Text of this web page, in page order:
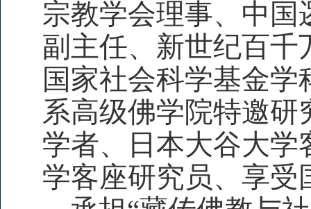
宗教学会理事、中
副主任、新世纪百千
国家社会科学基金
系高级佛学院特邀
学者、日本大谷大学
学客座研究员、享受